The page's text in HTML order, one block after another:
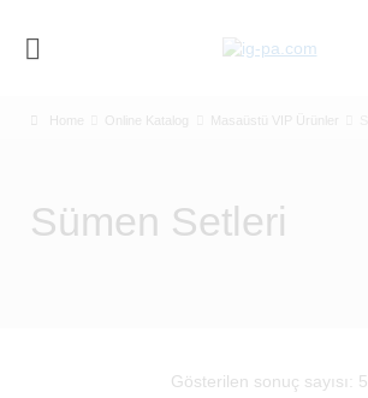
Home Online Katalog Masaüstü VIP Ürünler
Sümen Setleri
Gösterilen sonuç sayısı: 5